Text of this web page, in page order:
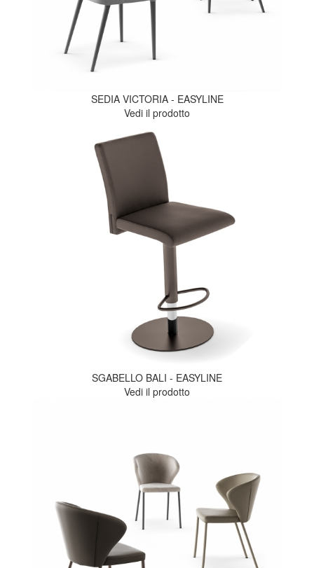
SEDIA VICTORIA - EASYLINE
Vedi il prodotto
SGABELLO BALI - EASYLINE
Vedi il prodotto